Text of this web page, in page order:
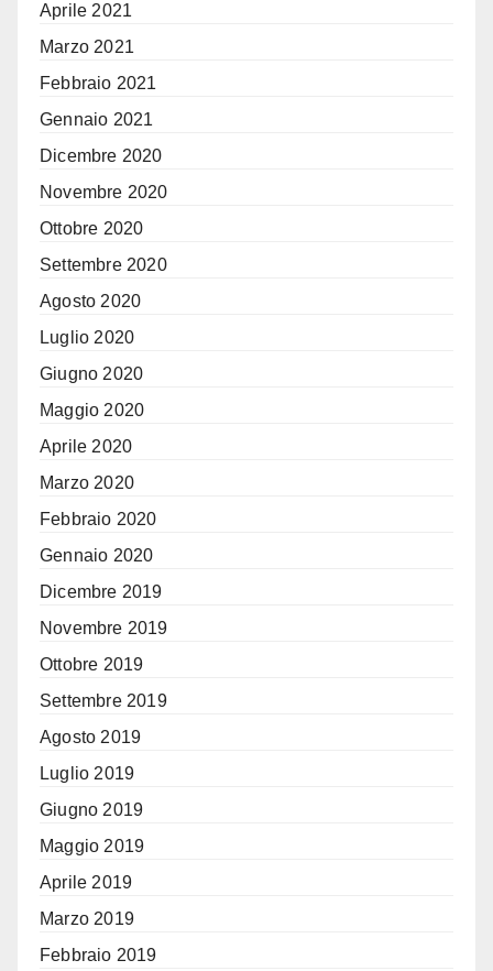
Aprile 2021
Marzo 2021
Febbraio 2021
Gennaio 2021
Dicembre 2020
Novembre 2020
Ottobre 2020
Settembre 2020
Agosto 2020
Luglio 2020
Giugno 2020
Maggio 2020
Aprile 2020
Marzo 2020
Febbraio 2020
Gennaio 2020
Dicembre 2019
Novembre 2019
Ottobre 2019
Settembre 2019
Agosto 2019
Luglio 2019
Giugno 2019
Maggio 2019
Aprile 2019
Marzo 2019
Febbraio 2019